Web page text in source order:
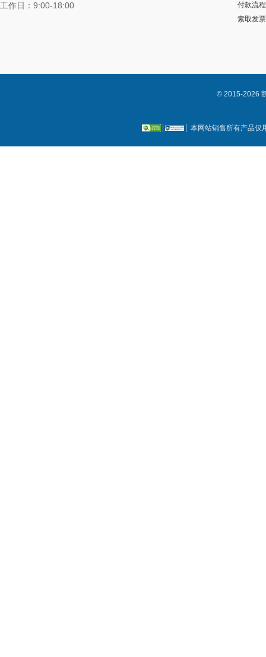
工作日：9:00-18:00
付款流程
索取发票
© 2015-2026
本网站销售所有产品仅